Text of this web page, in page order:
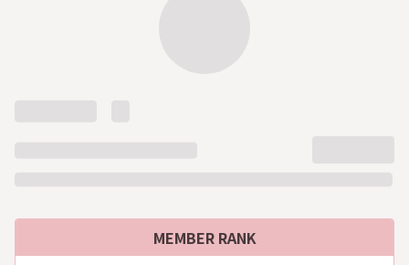
MEMBER RANK